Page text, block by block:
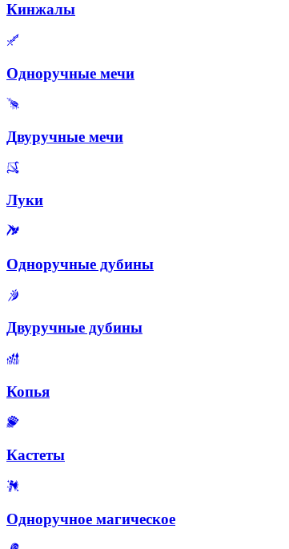
Кинжалы
Одноручные мечи
Двуручные мечи
Луки
Одноручные дубины
Двуручные дубины
Копья
Кастеты
Одноручное магическое